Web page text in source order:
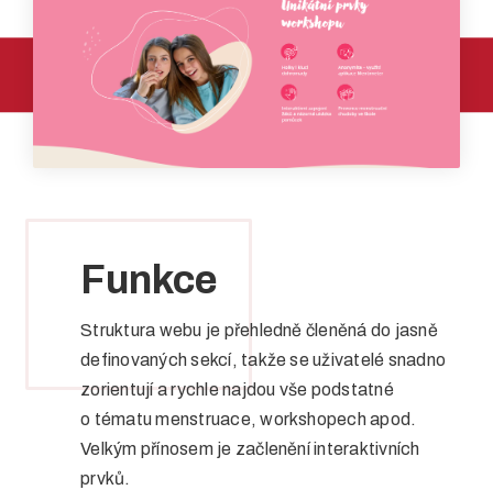
Funkce
Struktura webu je přehledně členěná do jasně
definovaných sekcí, takže se uživatelé snadno
zorientují a rychle najdou vše podstatné
o tématu menstruace, workshopech apod.
Velkým přínosem je začlenění interaktivních
prvků.